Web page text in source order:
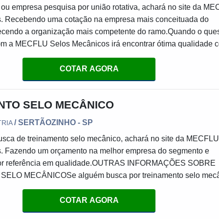
empresa pesquisa por união rotativa, achará no site da
Recebendo uma cotação na empresa mais conceituada do
a organização mais competente do ramo.Quando o
a MECFLU Selos Mecânicos irá encontrar ótima qualidade
e assistência técnica para o cliente.MAIS DETALHES
MECFLU Selos Mecânicos foca seus esforços em
escritório de alta qualidade onde são realizadas as atividades
muitas maneiras eficientes de uma empresa demonstrar
e destaque em sua área de atuação. A MECFLU Selos
e assistência técnica para o cliente; Sustentabilidade e
produtos e serviços; Escritório de alta qualidade onde são
obstante, quando falamos em união rotativa, mais
lucratividade, deve oferecer produtos e serviços que tenham
custo-benefício, características simples, mas que mostram
da empresa com seus clientes.Isso tudo é a razão pela qual a
é uma empresa inovadora quando falamos do
COTAR AGORA
SELO MECÂNICO
/ SERTÃOZINHO - SP
de treinamento selo mecânico, achará no site da MECFLU
Fazendo um orçamento na melhor empresa do segmento e
referência em qualidade.OUTRAS INFORMAÇÕES SOBRE
MECÂNICOSe alguém busca por treinamento selo
comprometida com seus serviços, acha o site da MECFLU
tem em seu escopo recuperação biorreator e união
da venda à entrega final, com foco total na
COTAR AGORA